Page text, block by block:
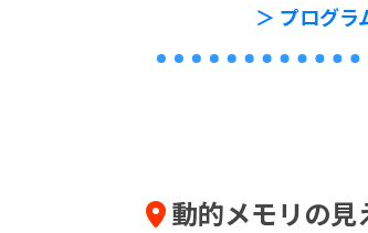
＞ プログラ
動的メモリの見